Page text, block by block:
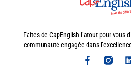
Faites de CapEnglish l’atout pour vous
communauté engagée dans